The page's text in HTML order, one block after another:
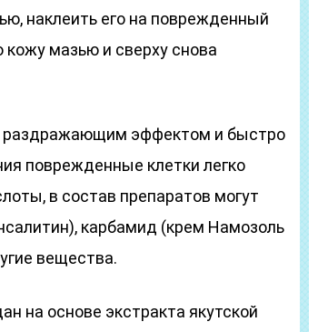
наклеить его на поврежденный
мазью и сверху снова
эффектом и быстро
поврежденные клетки легко
в состав препаратов могут
карбамид (крем Намозоль
вещества.
на основе экстракта якутской